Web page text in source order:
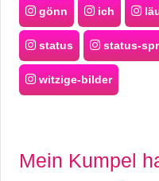
gönn ich
status status-
witzige-bilder
Mein Kumpel